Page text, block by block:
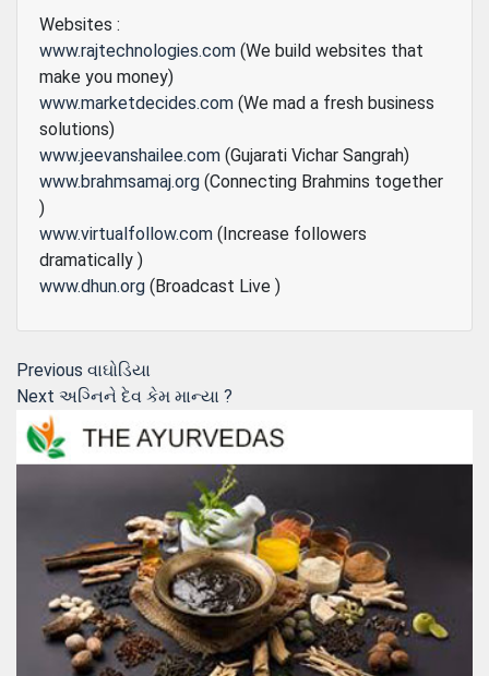
Websites :
www.rajtechnologies.com (We build websites that
make you money)
www.marketdecides.com (We mad a fresh business
solutions)
www.jeevanshailee.com (Gujarati Vichar Sangrah)
www.brahmsamaj.org (Connecting Brahmins together
)
www.virtualfollow.com (Increase followers
dramatically )
www.dhun.org (Broadcast Live )
Post
navigation
Previous Previous
post:
વાઘોડિયા
Next Next
અગ્નિને દેવ કેમ માન્યા ?